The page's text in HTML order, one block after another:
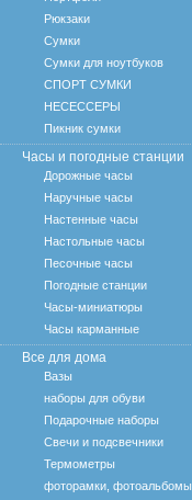
Рюкзаки
Сумки
Сумки для ноутбуков
СПОРТ СУМКИ
НЕСЕССЕРЫ
Пикник сумки
Часы и погодные станции
Дорожные часы
Наручные часы
Настенные часы
Настольные часы
Песочные часы
Погодные станции
Часы-миниатюры
Часы карманные
Все для дома
Вазы
наборы для обуви
Подарочные наборы
Свечи и подсвечники
Термометры
фоторамки, фотоальбомы